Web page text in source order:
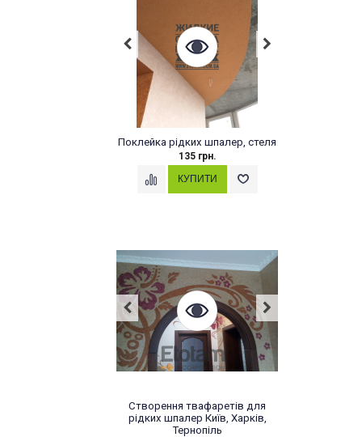
Поклейка рідких шпалер, стеля
135 грн.
Створення твафаретів для
рідких шпалер Київ, Харків,
Тернопіль